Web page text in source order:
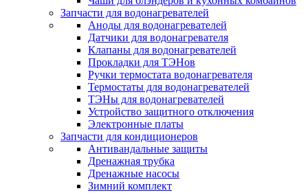
Запчасти для водонагревателей
Аноды для водонагревателей
Датчики для водонагревателя
Клапаны для водонагревателей
Прокладки для ТЭНов
Ручки термостата водонагревателя
Термостаты для водонагревателей
ТЭНы для водонагревателей
Устройство защитного отключения
Электронные платы
Запчасти для кондиционеров
Антивандальные защиты
Дренажная трубка
Дренажные насосы
Зимний комплект